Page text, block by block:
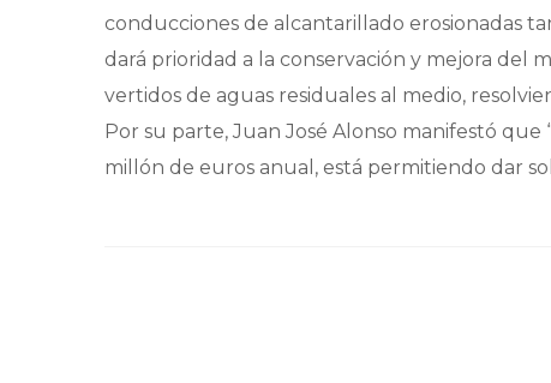
conducciones de alcantarillado erosionadas
dará prioridad a la conservación y mejora del
vertidos de aguas residuales al medio,
Por su parte, Juan José Alonso manifestó
millón de euros anual, está permitiendo dar